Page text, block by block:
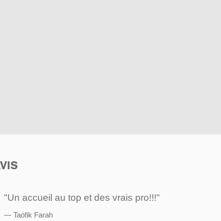
"Un accueil au top et des vrais pro!!!"
Taofik Farah